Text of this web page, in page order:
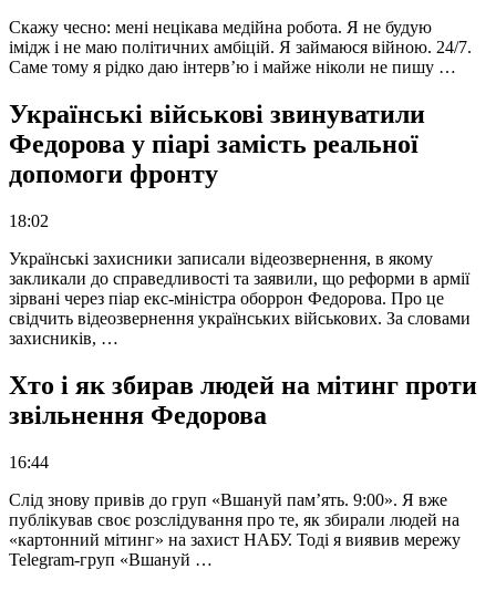
Скажу чесно: мені нецікава медійна робота. Я не будую
імідж і не маю політичних амбіцій. Я займаюся війною. 24/7.
Саме тому я рідко даю інтерв’ю і майже ніколи не пишу …
Українські військові звинуватили
Федорова у піарі замість реальної
допомоги фронту
18:02
Українські захисники записали відеозвернення, в якому
закликали до справедливості та заявили, що реформи в армії
зірвані через піар екс-міністра оборрон Федорова. Про це
свідчить відеозвернення українських військових. За словами
захисників, …
Хто і як збирав людей на мітинг проти
звільнення Федорова
16:44
Слід знову привів до груп «Вшануй пам’ять. 9:00». Я вже
публікував своє розслідування про те, як збирали людей на
«картонний мітинг» на захист НАБУ. Тоді я виявив мережу
Telegram-груп «Вшануй …